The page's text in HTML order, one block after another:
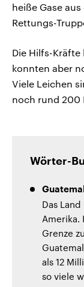
heiße Gase
Rettungs-
Die Hilfs-
konnten aber
Viele Leichen
noch rund 200
Wörter-
Das
Amerika.
Grenze
als 12
so viele